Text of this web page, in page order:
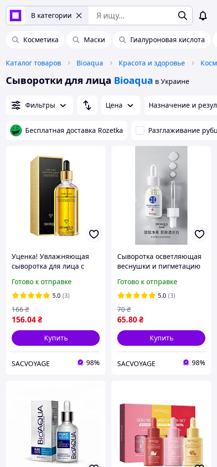
В категории
Косметика Маски Гиалуроновая кислота
Каталог товаров Bioaqua Красота и здоровье
Сыворотки для лица Bioaqua в Украине
Фильтры Цена Назначение и
Бесплатная доставка Rozetka Разглаживание
Уценка! Увлажняющая
сыворотка для лица с
золотом Pure Gold
Bioaqua, 100мл
Готово к отправке
5.0 (3)
156.04₴
166 ₴
Купить
SACVOYAGE 98%
Сыворотка осветляющая
веснушки и пигметацию
Whitening Essence 15мл
Готово к отправке
5.0 (3)
65.80₴
70 ₴
Купить
SACVOYAGE 98%